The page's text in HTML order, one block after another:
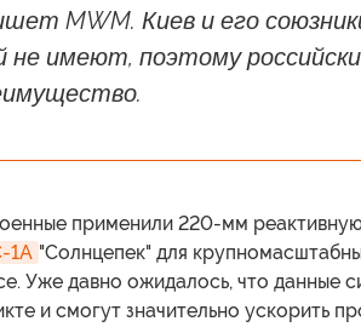
MWM. Киев и его
не имеют, поэтому
применили 220-мм
1А "Солнцепек" для
Уже давно ожидалось, что данные
и смогут значительно ускорить